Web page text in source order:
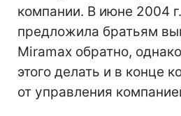
компании. В июне 2004
предложила братьям
Miramax обратно,
этого делать и в конце
от управления